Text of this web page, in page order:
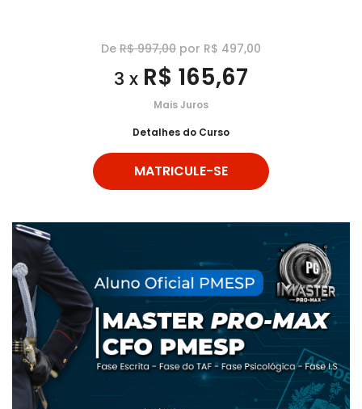
De R$ 997,00 por R$ 497,00
3 x R$ 165,67
Mais Juros
Detalhes do Curso
MATRICULE-SE